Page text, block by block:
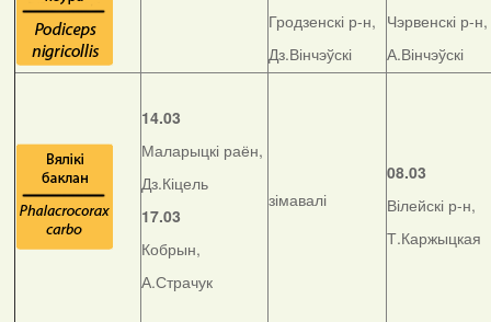
Гродзенскі р-н,
Дз.Вінчэўскі
Чэрвенскі р-н,
А.Вінчэўскі
14.03
Маларыцкі раён,
Дз.Кіцель
17.03
Кобрын,
А.Страчук
зімавалі
08.03
Вілейскі р-н,
Т.Каржыцкая